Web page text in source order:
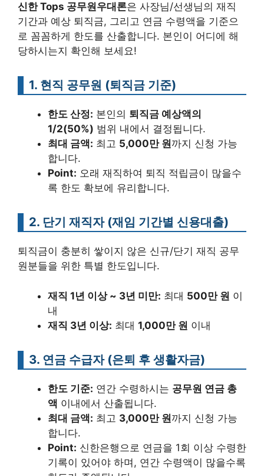
신한 Tops 공무원우대론은 사장님/선생님의 재직
기간과 예상 퇴직금, 그리고 연금 수령액을 기준으
로 꼼꼼하게 한도를 산출합니다. 본인이 어디에 해
당하시는지 확인해 보세요!
1. 현직 공무원 (퇴직금 기준)
한도 산정: 본인의 퇴직금 예상액의
1/2(50%) 범위 내에서 결정됩니다.
최대 금액: 최고 5,000만 원까지 신청 가능
합니다.
Point: 오래 재직하여 퇴직 적립금이 많을수
록 한도 확보에 유리합니다.
2. 단기 재직자 (재임 기간별 신용대출)
퇴직금이 충분히 쌓이지 않은 신규/단기 재직 공무
원분들을 위한 특별 한도입니다.
재직 1년 이상 ~ 3년 미만: 최대 500만 원 이
내
재직 3년 이상: 최대 1,000만 원 이내
3. 연금 수급자 (은퇴 후 생활자금)
한도 기준: 연간 수령하시는 공무원 연금 총
액 이내에서 산출됩니다.
최대 금액: 최고 3,000만 원까지 신청 가능
합니다.
Point: 신한은행으로 연금을 1회 이상 수령한
기록이 있어야 하며, 연간 수령액이 많을수록